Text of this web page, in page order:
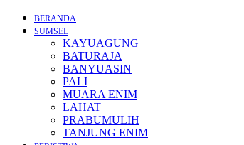
BERANDA
SUMSEL
KAYUAGUNG
BATURAJA
BANYUASIN
PALI
MUARA ENIM
LAHAT
PRABUMULIH
TANJUNG ENIM